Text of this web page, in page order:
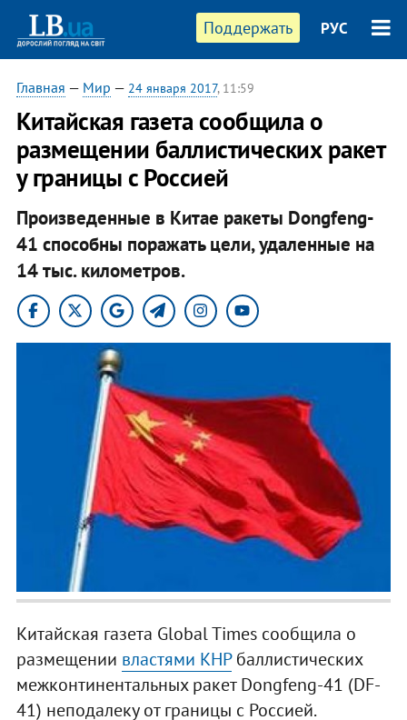
Поддержать РУС
Главная — Мир — 24 января 2017, 11:59
Китайская газета сообщила о
размещении баллистических ракет
у границы с Россией
Произведенные в Китае ракеты Dongfeng-
41 способны поражать цели, удаленные на
14 тыс. километров.
Китайская газета Global Times сообщила о
размещении властями КНРбаллистических
межконтинентальных ракет Dongfeng-41 (DF-
41) неподалеку от границы с Россией.